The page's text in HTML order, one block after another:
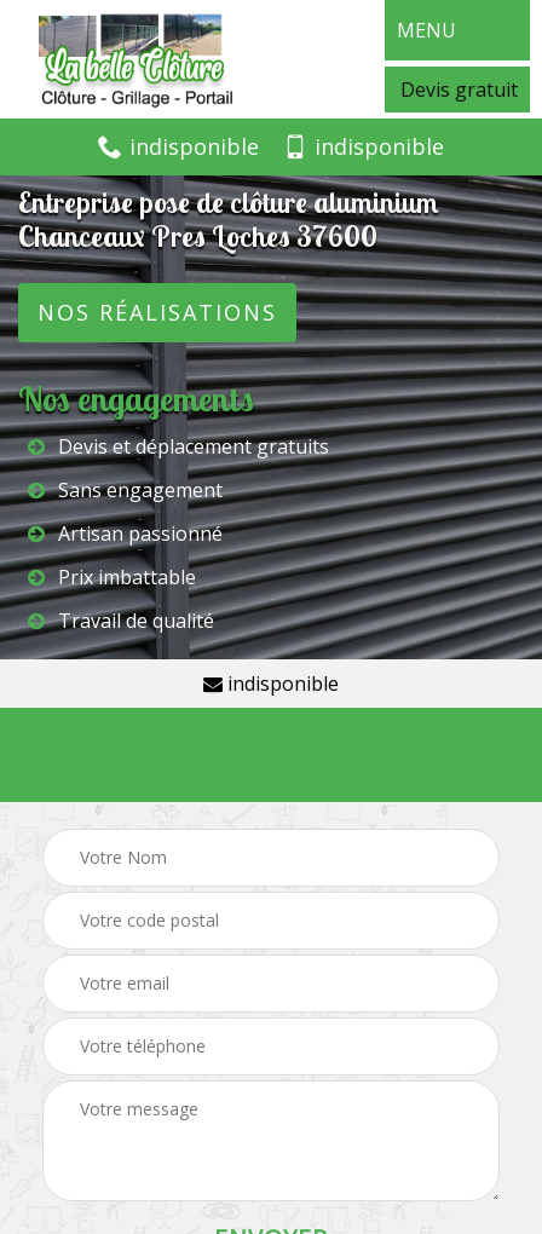
MENU
Devis gratuit
indisponible indisponible
Entreprise pose de clôture aluminium
Chanceaux Pres Loches 37600
NOS RÉALISATIONS
Nos engagements
Devis et déplacement gratuits
Sans engagement
Artisan passionné
Prix imbattable
Travail de qualité
indisponible